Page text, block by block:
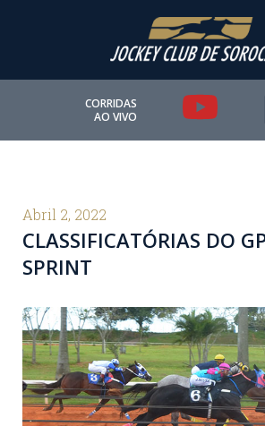
CORRIDAS
AO VIVO
Y
o
u
e
Abril 2, 2022
CLASSIFICATÓRIAS DO
SPRINT